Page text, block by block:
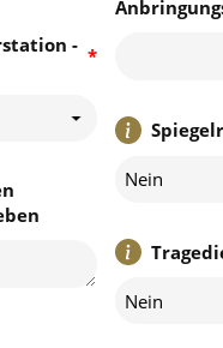
*
-
Nein
Nein